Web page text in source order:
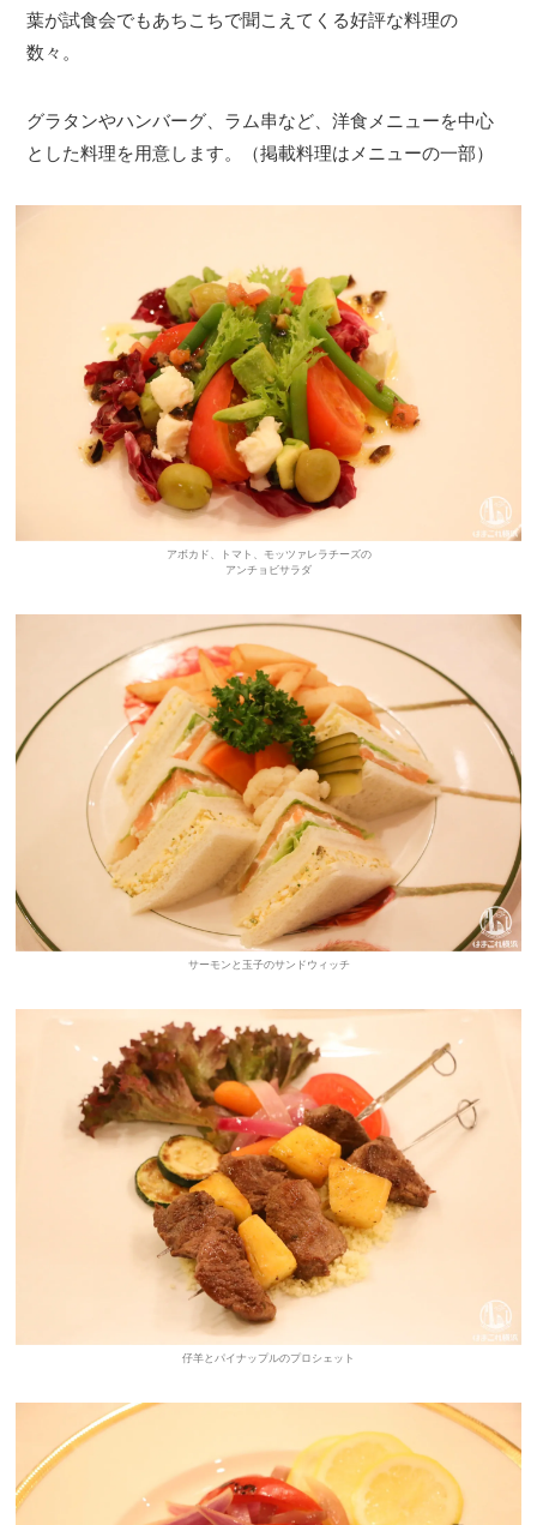
葉が試食会でもあちこちで聞こえてくる好評な料理の
数々。
グラタンやハンバーグ、ラム串など、洋食メニューを中心
とした料理を用意します。（掲載料理はメニューの一部）
アボカド、トマト、モッツァレラチーズの
アンチョビサラダ
サーモンと玉子のサンドウィッチ
仔羊とパイナップルのプロシェット